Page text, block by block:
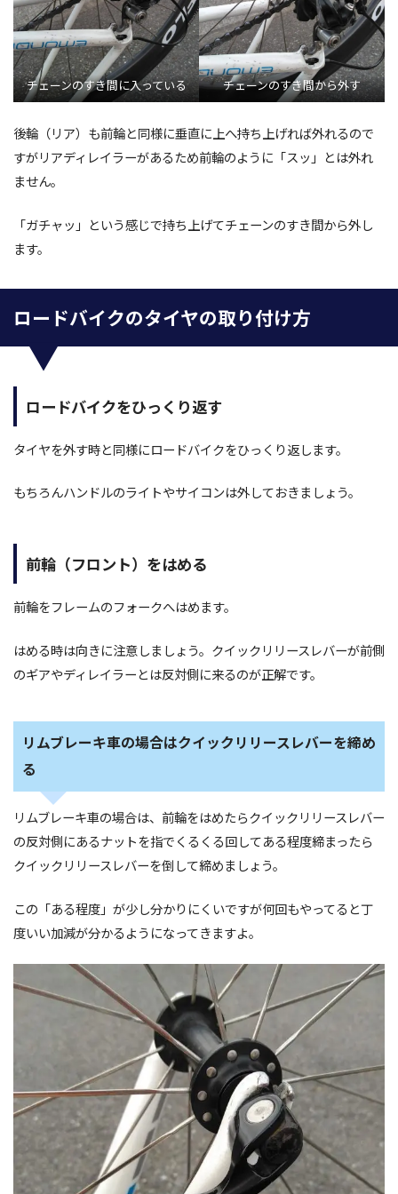
チェーンのすき間に入っている チェーンのすき間から外す
後輪（リア）も前輪と同様に垂直に上へ持ち上げれば外れるので
すがリアディレイラーがあるため前輪のように「スッ」とは外れ
ません。
「ガチャッ」という感じで持ち上げてチェーンのすき間から外し
ます。
ロードバイクのタイヤの取り付け方
ロードバイクをひっくり返す
タイヤを外す時と同様にロードバイクをひっくり返します。
もちろんハンドルのライトやサイコンは外しておきましょう。
前輪（フロント）をはめる
前輪をフレームのフォークへはめます。
はめる時は向きに注意しましょう。クイックリリースレバーが前側
のギアやディレイラーとは反対側に来るのが正解です。
リムブレーキ車の場合はクイックリリースレバーを締め
る
リムブレーキ車の場合は、前輪をはめたらクイックリリースレバー
の反対側にあるナットを指でくるくる回してある程度締まったら
クイックリリースレバーを倒して締めましょう。
この「ある程度」が少し分かりにくいですが何回もやってると丁
度いい加減が分かるようになってきますよ。